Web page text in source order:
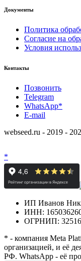
Документы
Политика
Согласие на
Условия
Контакты
Позвонить
Telegram
WhatsApp*
E-mail
webseed.ru - 2019 -
*
ИП Иванов
ИНН:
ОГРНИП:
* - компания Meta
организацией, и её
РФ. WhatsApp - её